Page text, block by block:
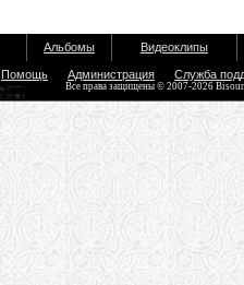
Альбомы Видеоклипы
Помощь Администрация Служба
Все права защищены © 2007-2026